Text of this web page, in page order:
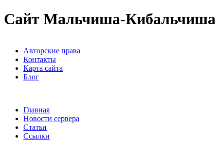
Сайт Мальчиша-Кибальчиша
Авторские права
Контакты
Карта сайта
Блог
Главная
Новости сервера
Статьи
Ссылки